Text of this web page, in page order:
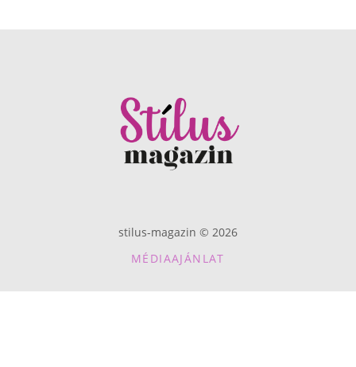
stilus-magazin © 2026
MÉDIAAJÁNLAT